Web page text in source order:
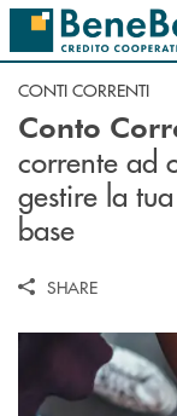
Salta al contenuto
CONTI CORRENTI
Conto
corrente ad
gestire la
base
SHARE